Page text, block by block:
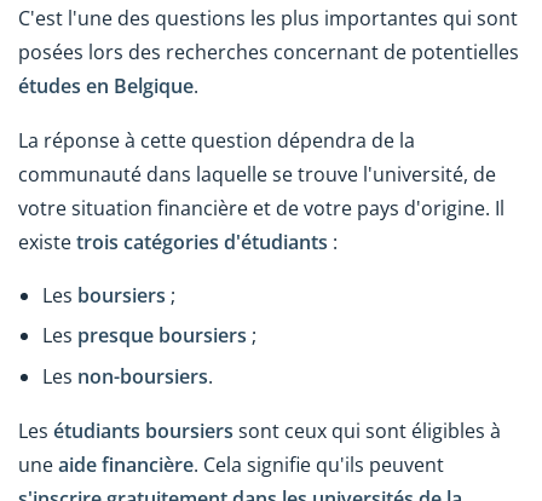
C'est l'une des questions les plus importantes qui sont
posées lors des recherches concernant de potentielles
études en Belgique.
La réponse à cette question dépendra de la
communauté dans laquelle se trouve l'université, de
votre situation financière et de votre pays d'origine. Il
existetrois catégories d'étudiants :
Les boursiers ;
Les presque boursiers ;
Les non-boursiers.
Les étudiants boursiers sont ceux qui sont éligibles à
uneaide financière. Cela signifie qu'ils peuvent